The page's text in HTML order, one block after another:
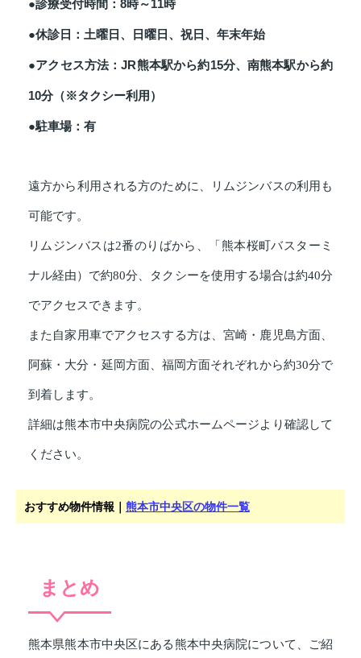
●診療受付時間：8時～11時
●休診日：土曜日、日曜日、祝日、年末年始
●アクセス方法：JR熊本駅から約15分、南熊本駅から約
10分（※タクシー利用）
●駐車場：有
遠方から利用される方のために、リムジンバスの利用も
可能です。
リムジンバスは2番のりばから、「熊本桜町バスターミ
ナル経由）で約80分、タクシーを使用する場合は約40分
でアクセスできます。
また自家用車でアクセスする方は、宮崎・鹿児島方面、
阿蘇・大分・延岡方面、福岡方面それぞれから約30分で
到着します。
詳細は熊本市中央病院の公式ホームページより確認して
ください。
おすすめ物件情報｜ 熊本市中央区の物件一覧
まとめ
熊本県熊本市中央区にある熊本中央病院について、ご紹